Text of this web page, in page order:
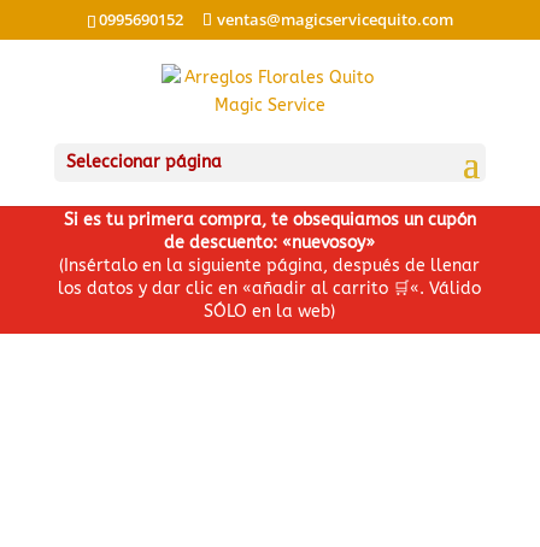
0995690152 ventas@magicservicequito.com
Seleccionar página
Si es tu primera compra, te obsequiamos un cupón
de descuento: «nuevosoy»
(Insértalo en la siguiente página, después de llenar
los datos y dar clic en «añadir al carrito 🛒«. Válido
SÓLO en la web)